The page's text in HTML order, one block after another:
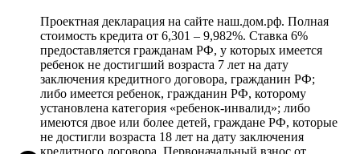
Проектная декларация на сайте наш.дом.рф. Полная
стоимость кредита от 6,301 – 9,982%. Ставка 6%
предоставляется гражданам РФ, у которых имеется
ребенок не достигший возраста 7 лет на дату
заключения кредитного договора, гражданин РФ;
либо имеется ребенок, гражданин РФ, которому
установлена категория «ребенок-инвалид»; либо
имеются двое или более детей, граждане РФ, которые
не достигли возраста 18 лет на дату заключения
кредитного договора. Первоначальный взнос от